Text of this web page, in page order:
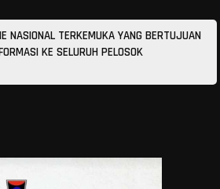
NASIONAL TERKEMUKA YANG BERTUJUAN
KE SELURUH PELOSOK